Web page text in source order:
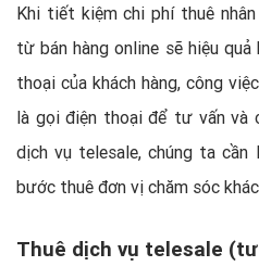
Khi tiết kiệm chi phí thuê
từ bán hàng online sẽ hiệu
thoại của khách hàng, công
là gọi điện thoại để tư vấn và
dịch vụ telesale, chúng ta cần
bước thuê đơn vị chăm sóc
Thuê dịch vụ telesale